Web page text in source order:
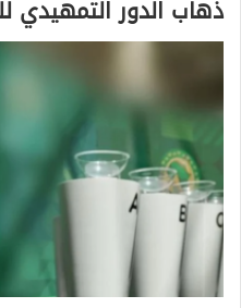
ذهاب الدور التمهيدي